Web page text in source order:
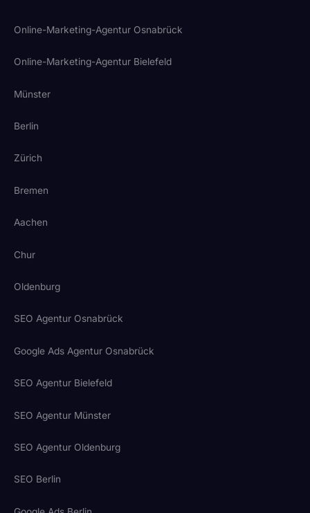
Online-Marketing-Agentur Osnabrück
Online-Marketing-Agentur Bielefeld
Münster
Berlin
Zürich
Bremen
Aachen
Chur
Oldenburg
SEO Agentur Osnabrück
Google Ads Agentur Osnabrück
SEO Agentur Bielefeld
SEO Agentur Münster
SEO Agentur Oldenburg
SEO Berlin